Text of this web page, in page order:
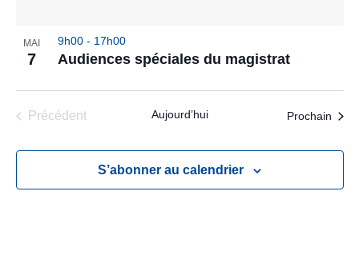
MAI
7
9h00 - 17h00
Audiences spéciales du magistrat
Précédent
Aujourd’hui Prochain
S’abonner au calendrier